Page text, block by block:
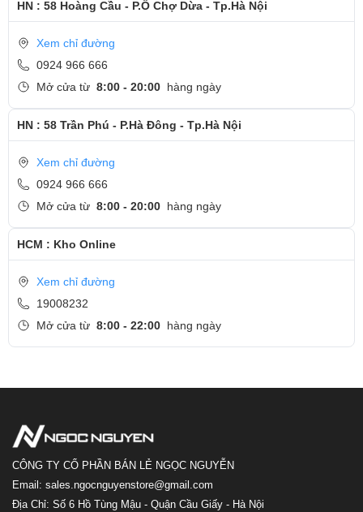
HN : 58 Hoàng Cầu - P.Ô Chợ Dừa - Tp.Hà Nội
Xem chỉ đường
0924 966 666
Mở cửa từ 8:00 - 20:00 hàng ngày
HN : 58 Trần Phú - P.Hà Đông - Tp.Hà Nội
Xem chỉ đường
0924 966 666
Mở cửa từ 8:00 - 20:00 hàng ngày
HCM : Kho Online
Xem chỉ đường
19008232
Mở cửa từ 8:00 - 22:00 hàng ngày
CÔNG TY CỔ PHẦN BÁN LẺ NGỌC NGUYỄN
Email: sales.ngocnguyenstore@gmail.com
Địa Chỉ: Số 6 Hồ Tùng Mậu - Quận Cầu Giấy - Hà Nội